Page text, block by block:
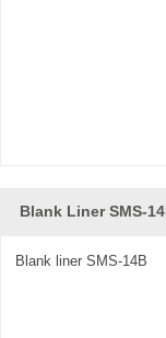
Blank Liner SMS-
Blank liner SMS-14B